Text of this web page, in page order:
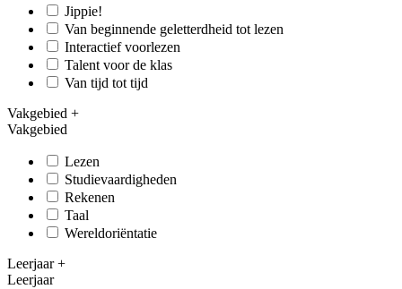
Jippie!
Van beginnende geletterdheid tot lezen
Interactief voorlezen
Talent voor de klas
Van tijd tot tijd
Vakgebied +
Vakgebied
Lezen
Studievaardigheden
Rekenen
Taal
Wereldoriëntatie
Leerjaar+
Leerjaar